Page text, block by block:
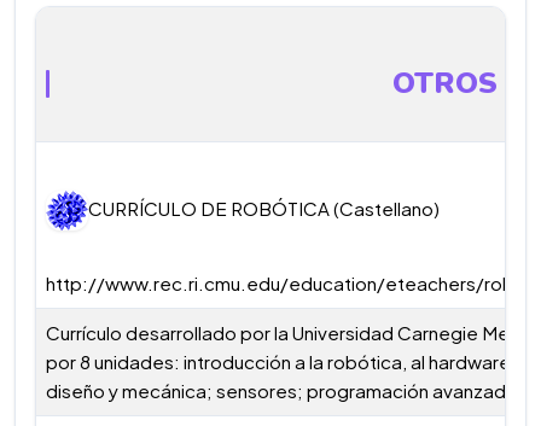
OTROS
CURRÍCULO DE ROBÓTICA (Castellano)
http://www.rec.ri.cmu.edu/education/eteachers/
Currículo desarrollado por la Universidad Carnegie
por 8 unidades: introducción a la robótica, al hardware,
diseño y mecánica; sensores; programación avanzada;